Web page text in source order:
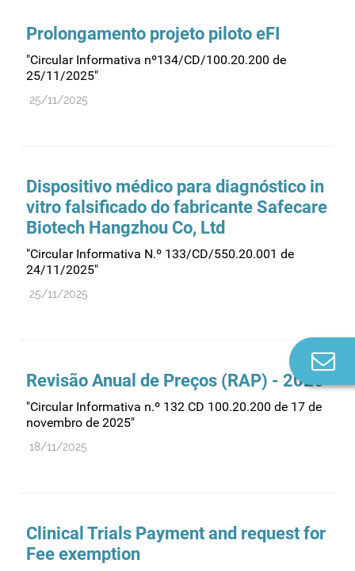
Prolongamento projeto piloto eFI
"Circular Informativa nº134/CD/100.20.200 de
25/11/2025"
25/11/2025
Dispositivo médico para diagnóstico in
vitro falsificado do fabricante Safecare
Biotech Hangzhou Co, Ltd
"Circular Informativa N.º 133/CD/550.20.001 de
24/11/2025"
25/11/2025
Revisão Anual de Preços (RAP) - 2026
"Circular Informativa n.º 132 CD 100.20.200 de 17 de
novembro de 2025"
18/11/2025
Clinical Trials Payment and request for
Fee exemption